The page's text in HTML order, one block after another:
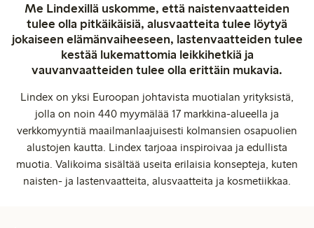
Me Lindexillä uskomme, että naistenvaatteiden
tulee olla pitkäikäisiä, alusvaatteita tulee löytyä
jokaiseen elämänvaiheeseen, lastenvaatteiden tulee
kestää lukemattomia leikkihetkiä ja
vauvanvaatteiden tulee olla erittäin mukavia.
Lindex on yksi Euroopan johtavista muotialan yrityksistä,
jolla on noin 440 myymälää 17 markkina-alueella ja
verkkomyyntiä maailmanlaajuisesti kolmansien osapuolien
alustojen kautta. Lindex tarjoaa inspiroivaa ja edullista
muotia. Valikoima sisältää useita erilaisia konsepteja, kuten
naisten- ja lastenvaatteita, alusvaatteita ja kosmetiikkaa.